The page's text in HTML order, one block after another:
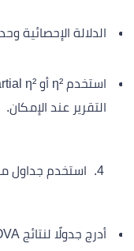
الدلالة الإحصائية
التقرير عند الإمكان.
استخدم جداول
أدرج جدولًا لنتائج ANOVA (يحتوي على df، F، p، η²).